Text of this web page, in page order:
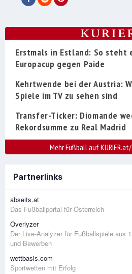
Erstmals in Estland: So steht
Europacup gegen Paide
Kehrtwende bei der Austria:
Spiele im TV zu sehen sind
Transfer-Ticker: Diomande
Rekordsumme zu Real Madrid
Mehr Fußball auf
Partnerlinks
abseits.at
Das Fußballportal für Österreich
Overlyzer
Der Live-Analyzer für Fußballspiele aus
und Bewerben
wettbasis.com
Sportwetten mit Erfolg